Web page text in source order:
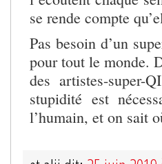
se rende compte
Pas besoin d’un
pour tout le monde.
des artistes-
stupidité est
l’humain, et on sait